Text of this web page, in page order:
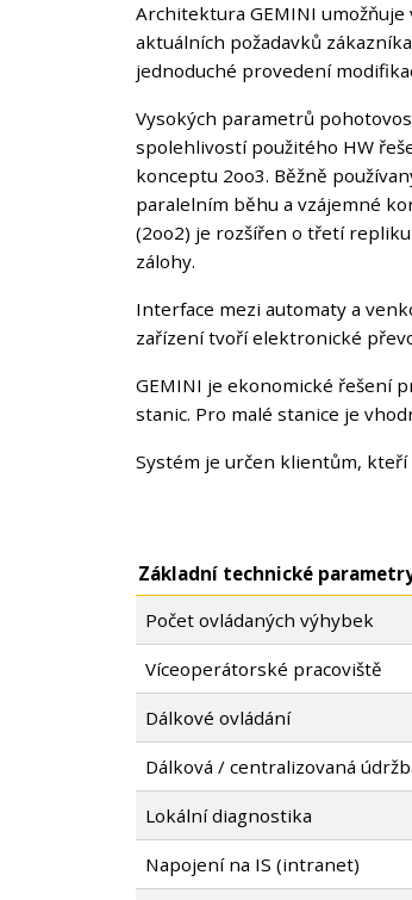
Architektura GEMINI
aktuálních požadavků
jednoduché provedení
Vysokých parametrů
spolehlivostí použitého HW
konceptu 2oo3. Běžně
paralelním běhu a vzájemné
(2oo2) je rozšířen o třetí
zálohy.
Interface mezi automaty a
zařízení tvoří elektronické
GEMINI je ekonomické řešení
stanic. Pro malé stanice je
Systém je určen klientům,
Základní technické
Počet ovládaných výhybek
Víceoperátorské pracoviště
Dálkové ovládání
Dálková / centralizovaná
Lokální diagnostika
Napojení na IS (intranet)